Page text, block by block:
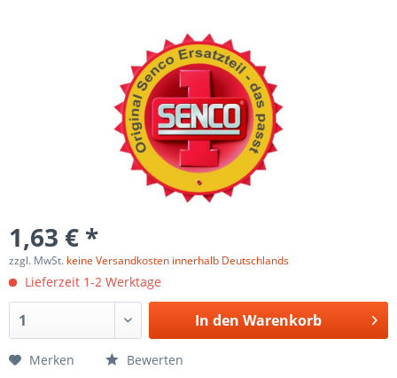
1,63 € *
zzgl. MwSt. keine Versandkosten innerhalb Deutschlands
Lieferzeit 1-2 Werktage
In den Warenkorb
Merken Bewerten